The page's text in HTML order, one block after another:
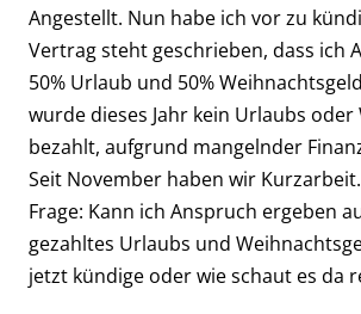
Angestellt. Nun habe ich vor zu
Vertrag steht geschrieben, dass ich
50% Urlaub und 50%
wurde dieses Jahr kein Urlaubs
bezahlt, aufgrund mangelnder
Seit November haben wir
Frage: Kann ich Anspruch ergeben
gezahltes Urlaubs und
jetzt kündige oder wie schaut es da